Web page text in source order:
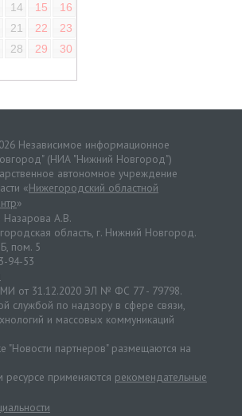
14 15
16
21 22
23
28 29
30
Независимое информационное
(НИА "Нижний Новгород")
автономное учреждение
«Нижегородский областной
»
Назарова А.В.
область, г. Нижний Новгород.
пом. 5
94-53
от 31.12.2020 ЭЛ № ФС 77 - 79798.
службой по надзору в сфере связи,
и массовых коммуникаций
"Новости партнеров" размещаются на
применяются рекомендательные